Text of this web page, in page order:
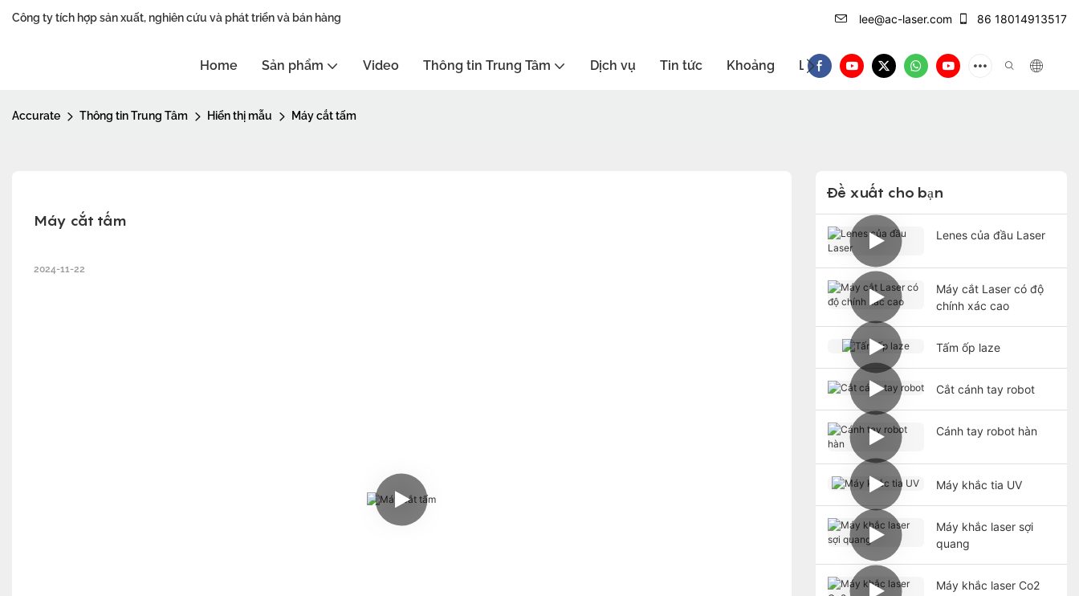
Công ty tích hợp sản xuất, nghiên cứu và phát triển và bán hàng lee@ac-laser.com 86 18014913517
Home Sản phẩm Video Thông tin Trung Tâm Dịch vụ Tin tức Khoảng Liên hệ với Giới thiệu sản phẩm
Accurate Thông tin Trung Tâm Hiển thị mẫu Máy cắt tấm
Máy cắt tấm
2024-11-22
Đề xuất cho bạn
Lenes của đầu Laser
Máy cắt Laser có độ
chính xác cao
Tấm ốp laze
Cắt cánh tay robot
Cánh tay robot hàn
Máy khắc tia UV
Máy khắc laser sợi
quang
Máy khắc laser Co2